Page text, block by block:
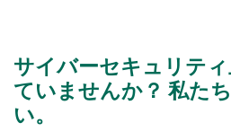
サイバーセキュリテ
ていませんか？ 私た
い。